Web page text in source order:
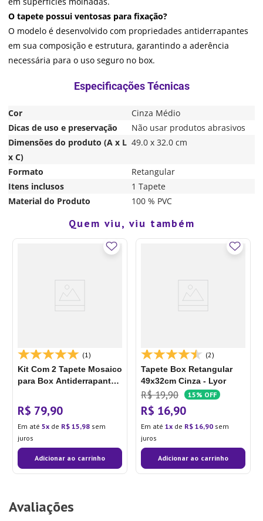
O tapete possui ventosas para fixação?
O modelo é desenvolvido com propriedades antiderrapantes
em sua composição e estrutura, garantindo a aderência
necessária para o uso seguro no box.
Cor
Cinza Médio
Dicas de uso e preservação
Não usar produtos abrasivos
Dimensões do produto (A x L
x C)
49.0 x 32.0 cm
Formato
Retangular
Itens inclusos
1 Tapete
Material do Produto
100 % PVC
Quem viu, viu também
(1)
Kit Com 2 Tapete Mosaico
para Box Antiderrapante
Arthi
R$ 79,90
Em até 5 de R$ 15,98 sem
juros
Adicionar ao carrinho
(2)
Tapete Box Retangular
49x32cm Cinza - Lyor
R$ 19,90 15% OFF
R$ 16,90
Em até 1 de R$ 16,90 sem
juros
Adicionar ao carrinho
Avaliações